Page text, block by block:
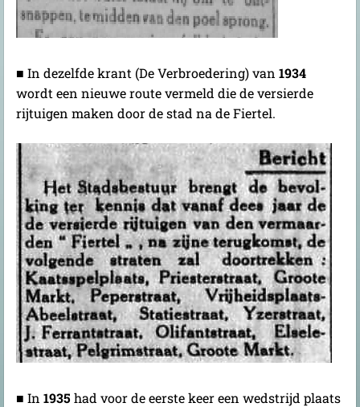
■ In dezelfde krant (De Verbroedering) van 1934
wordt een nieuwe route vermeld die de versierde
rijtuigen maken door de stad na de Fiertel.
■ In 1935had voor de eerste keer een wedstrijd plaats